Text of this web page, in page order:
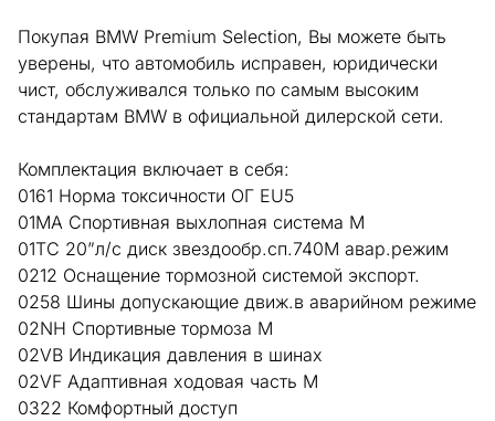
Покупая BMW Premium Selection, Вы можете быть
уверены, что автомобиль исправен, юридически
чист, обслуживался только по самым высоким
стандартам BMW в официальной дилерской сети.
Комплектация включает в себя:
0161 Норма токсичности ОГ EU5
01MA Спортивная выхлопная система M
01TC 20”л/с диск звездообр.сп.740M авар.режим
0212 Оснащение тормозной системой экспорт.
0258 Шины допускающие движ.в аварийном режиме
02NH Спортивные тормоза M
02VB Индикация давления в шинах
02VF Адаптивная ходовая часть M
0322 Комфортный доступ